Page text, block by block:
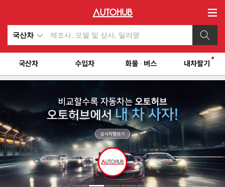
국산차
국산차 수입차 화물 · 버스 내차팔기